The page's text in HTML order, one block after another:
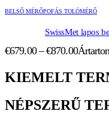
BELSŐ MÉRŐPOFÁS TOLÓMÉRŐ
SwissMet lapos
€679.00 – €870.00
KIEMELT
NÉPSZERŰ